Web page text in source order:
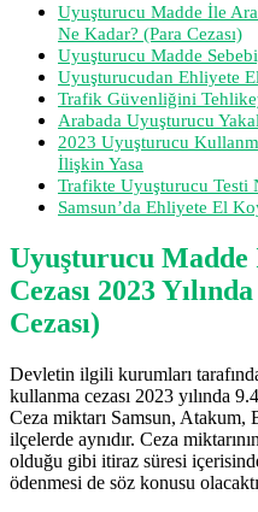
Uyuşturucu Madde İle
Ne Kadar? (Para Cezası)
Uyuşturucu Madde
Uyuşturucudan Ehliyete
Trafik Güvenliğini
Arabada Uyuşturucu
2023 Uyuşturucu
İlişkin Yasa
Trafikte Uyuşturucu Testi
Samsun’da Ehliyete El
Uyuşturucu
Cezası 2023
Cezası)
Devletin ilgili kurumları
kullanma cezası 2023 yılında
Ceza miktarı Samsun,
ilçelerde aynıdır. Ceza
olduğu gibi itiraz süresi
ödenmesi de söz konusu